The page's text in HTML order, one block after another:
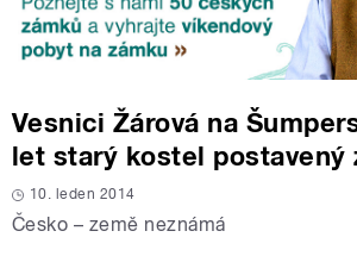
Vesnici Žárová na
let starý kostel postavený
10. leden 2014
Česko – země neznámá